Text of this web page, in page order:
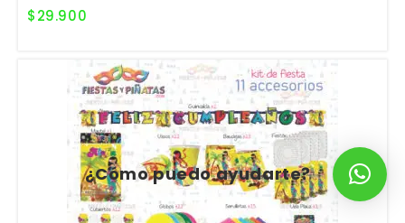
$29.900
¿Cómo puedo ayudarte?